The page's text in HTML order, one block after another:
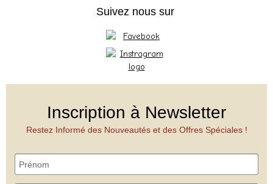
Suivez nous sur
Inscription à Newsletter
Restez Informé des Nouveautés et des Offres Spéciales !